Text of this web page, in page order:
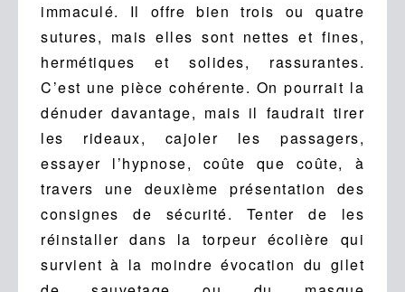
immaculé. Il offre bien trois ou quatre
sutures, mais elles sont nettes et fines,
hermétiques et solides, rassurantes.
C’est une pièce cohérente. On pourrait la
dénuder davantage, mais il faudrait tirer
les rideaux, cajoler les passagers,
essayer l’hypnose, coûte que coûte, à
travers une deuxième présentation des
consignes de sécurité. Tenter de les
réinstaller dans la torpeur écolière qui
survient à la moindre évocation du gilet